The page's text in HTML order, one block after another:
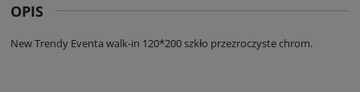
OPIS
New Trendy Eventa walk-in 120*200 szkło przezroczyste chrom.